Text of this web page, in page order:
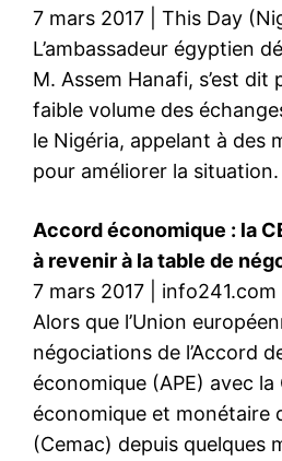
7 mars 2017 | This Day
L’ambassadeur égyptien
M. Assem Hanafi, s’est dit
faible volume des
le Nigéria, appelant à des
pour améliorer la situation.
Accord économique : la
à revenir à la table de
7 mars 2017 | info241.com
Alors que l’Union
négociations de l’Accord
économique (APE) avec
économique et monétaire
(Cemac) depuis quelques